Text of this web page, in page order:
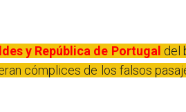
y República de Portugal del
cómplices de los falsos